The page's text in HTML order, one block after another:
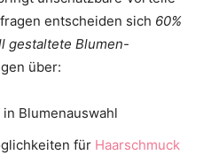
entscheiden sich 60%
gestaltete Blumen-
über:
Blumenauswahl
für Haarschmuck